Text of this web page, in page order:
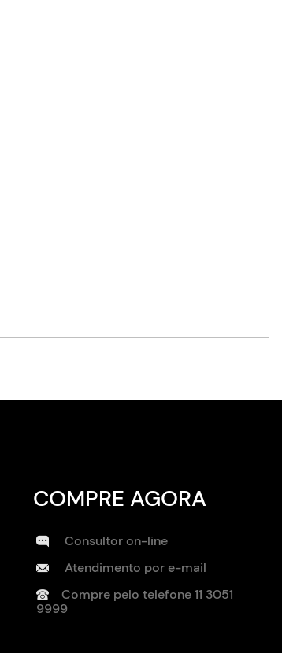
COMPRE AGORA
Consultor on-line
Atendimento por e-mail
Compre pelo telefone11 3051
9999